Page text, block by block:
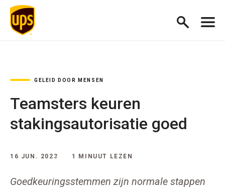
GELEID DOOR MENSEN
Teamsters keuren
stakingsautorisatie goed
16 JUN. 2023 1 MINUUT LEZEN
Goedkeuringsstemmen zijn normale stappen